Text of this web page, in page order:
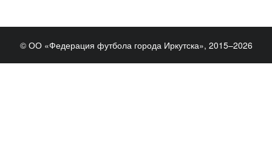
© ОО «Федерация футбола города Иркутска», 2015–2026